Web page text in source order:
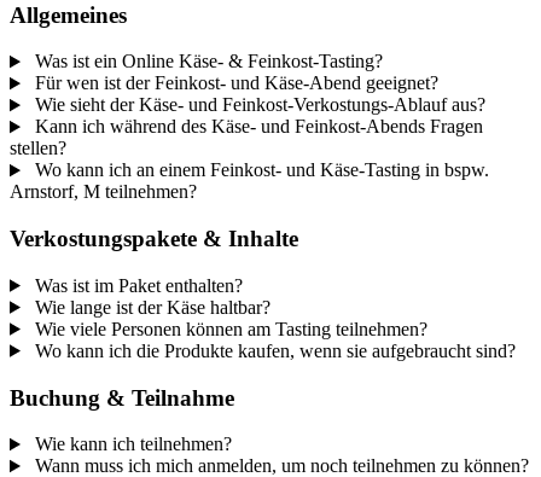
Allgemeines
Was ist ein Online Käse- & Feinkost-Tasting?
Für wen ist der Feinkost- und Käse-Abend geeignet?
Wie sieht der Käse- und Feinkost-Verkostungs-Ablauf aus?
Kann ich während des Käse- und Feinkost-Abends Fragen
stellen?
Wo kann ich an einem Feinkost- und Käse-Tasting in bspw.
Arnstorf, M teilnehmen?
Verkostungspakete & Inhalte
Was ist im Paket enthalten?
Wie lange ist der Käse haltbar?
Wie viele Personen können am Tasting teilnehmen?
Wo kann ich die Produkte kaufen, wenn sie aufgebraucht sind?
Buchung & Teilnahme
Wie kann ich teilnehmen?
Wann muss ich mich anmelden, um noch teilnehmen zu können?